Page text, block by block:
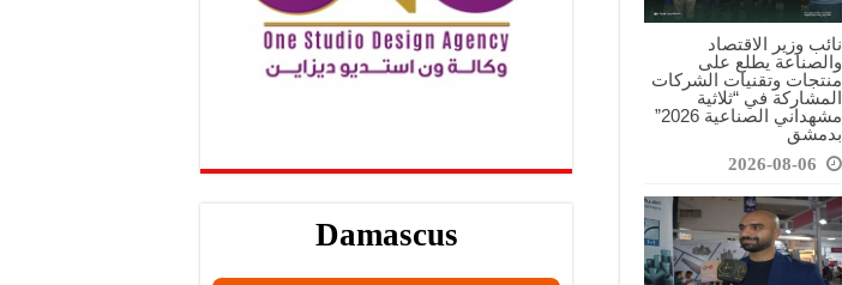
نائب وزير الاقتصاد
والصناعة يطلع على
منتجات وتقنيات الشركات
المشاركة في “ثلاثية
مشهداني الصناعية 2026”
بدمشق
2026-08-06
Damascus